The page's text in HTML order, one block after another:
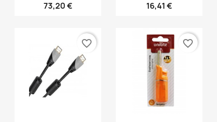
73,20 € 16,41 €
favorite_border favorite_border